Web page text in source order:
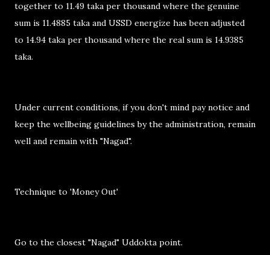
together to 11.49 taka per thousand where the genuine
sum is 11.4885 taka and USSD energize has been adjusted
to 14.94 taka per thousand where the real sum is 14.9385
taka.
Under current conditions, if you don't mind pay notice and
keep the wellbeing guidelines by the administration, remain
well and remain with "Nagad".
Technique to 'Money Out'
Go to the closest "Nagad" Uddokta point.